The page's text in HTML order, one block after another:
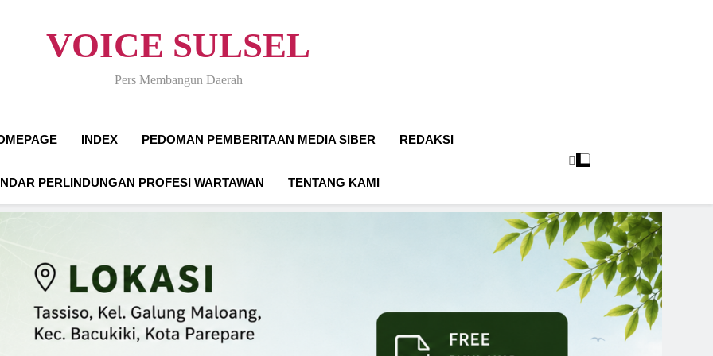
VOICE SULSEL
Pers Membangun Daerah
INDEX PEDOMAN PEMBERITAAN MEDIA SIBER REDAKSI
PERLINDUNGAN PROFESI WARTAWAN TENTANG KAMI